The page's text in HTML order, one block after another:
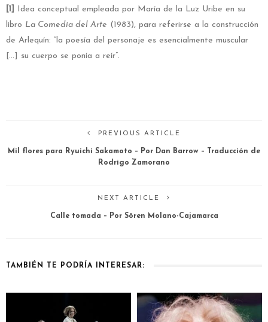
[1] Idea conceptual empleada por María de la Luz Uribe en su
libro La Comedia del Arte (1983), para referirse a la construcción
de Arlequín: “la poesía del personaje es esencialmente muscular
[…] su cuerpo se ponía a reír”.
PREVIOUS ARTICLE
Mil flores para Ryuichi Sakamoto – Por Dan Barrow – Traducción de
Rodrigo Zamorano
NEXT ARTICLE
Calle tomada – Por Sören Molano-Cajamarca
TAMBIÉN TE PODRÍA INTERESAR: